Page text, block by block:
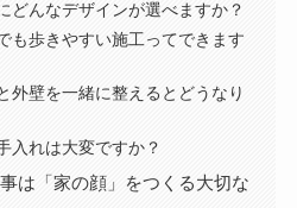
どんなデザインが選べますか？
も歩きやすい施工ってできます
外壁を一緒に整えるとどうなり
入れは大変ですか？
は「家の顔」をつくる大切な